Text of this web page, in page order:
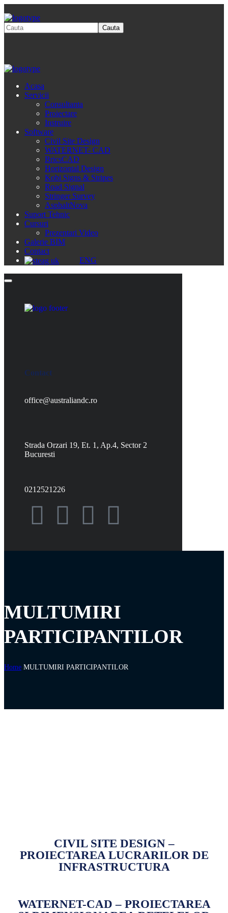
Acasa
Servicii
Consultanta
Proiectare
Instruire
Software
Civil Site Design
WATERNET- CAD
BricsCAD
Horizontal Design
Kobi Signs & Stripes
Road Signal
Stringer Survey
AsphaltNova
Suport Tehnic
Cursuri
Prezentari Video
Galerie BIM
Contact
ENG
Contact
office@australiandc.ro
Strada Orzari 19, Et. 1, Ap.4, Sector 2
Bucuresti
0212521226
MULTUMIRI
PARTICIPANTILOR
Home MULTUMIRI PARTICIPANTILOR
CIVIL SITE DESIGN –
PROIECTAREA LUCRARILOR DE
INFRASTRUCTURA
WATERNET-CAD – PROIECTAREA